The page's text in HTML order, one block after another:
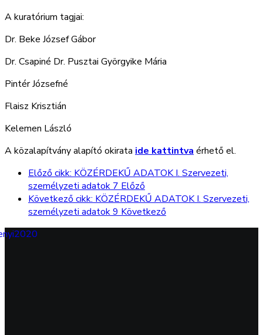
A kuratórium tagjai:
Dr. Beke József Gábor
Dr. Csapiné Dr. Pusztai Györgyike Mária
Pintér Józsefné
Flaisz Krisztián
Kelemen László
A közalapítvány alapító okirata ide kattintva érhető el.
Előző cikk: KÖZÉRDEKŰ ADATOK I. Szervezeti,
személyzeti adatok 7 Előző
Következő cikk: KÖZÉRDEKŰ ADATOK I. Szervezeti,
személyzeti adatok 9 Következő